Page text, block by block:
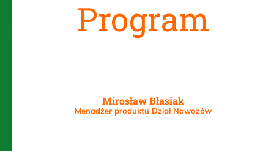
Program
Mirosław Błasiak
Menadżer produktu Dział Nawozów